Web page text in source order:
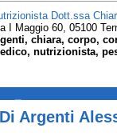
Dott.ssa
I Maggio 60, 05100
chiara, corpo,
nutrizionista,
Argenti